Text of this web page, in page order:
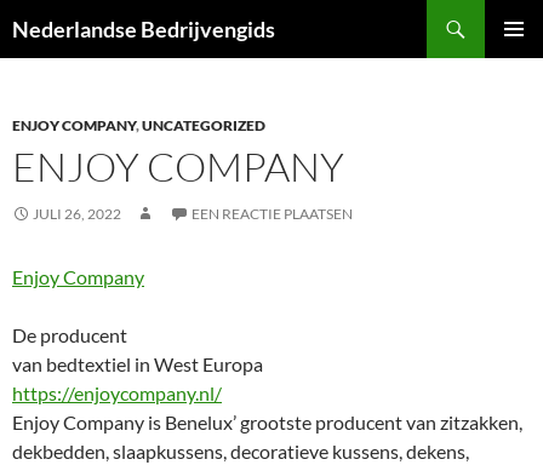
naar
Nederlandse Bedrijvengids
ENJOY COMPANY,UNCATEGORIZED
ENJOY COMPANY
JULI 26, 2022 EEN REACTIE PLAATSEN
Enjoy Company
De producent
van bedtextiel in West Europa
https://enjoycompany.nl/
Enjoy Company is Benelux’ grootste producent van zitzakken,
dekbedden, slaapkussens, decoratieve kussens, dekens,